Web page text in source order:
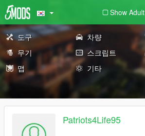
Show Adult
도구 차량
무기
스크립트
맵
기타
Patriots4Life95